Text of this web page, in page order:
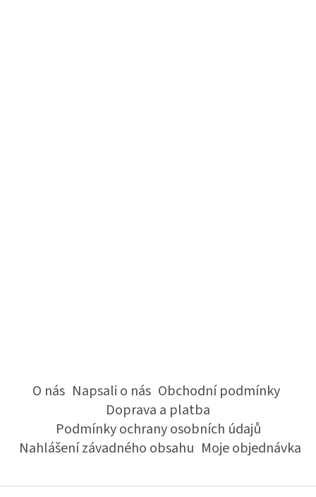
O nás Napsali o nás Obchodní podmínky
Doprava a platba
Podmínky ochrany osobních údajů
Nahlášení závadného obsahu Moje objednávka